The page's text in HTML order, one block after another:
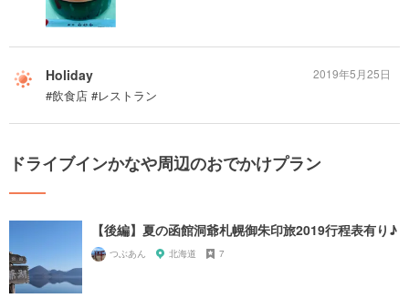
Holiday
#飲食店 #レストラン
2019年5月25日
ドライブインかなや周辺のおでかけプラン
【後編】夏の函館洞爺札幌御朱印旅2019行程表有り♪
つぶあん 北海道 7